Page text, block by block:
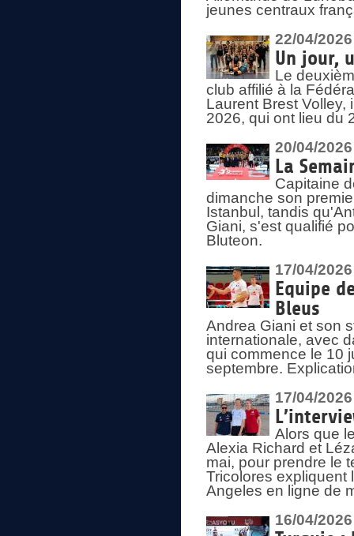
jeunes centraux
22/04/2026
Un jour,
Le
club affilié à la
Laurent Brest Volley,
2026, qui ont lieu du
20/04/2026
La
Capitaine
dimanche son
Istanbul, tandis
Giani, s'est qualifié
Bluteon.
17/04/2026
Equipe
Bleus
Andrea Giani et son
internationale, avec
qui commence le 10
septembre.
17/04/2026
Alors que
Alexia Richard et
mai, pour prendre le
Tricolores expliquent
Angeles en ligne de
16/04/2026